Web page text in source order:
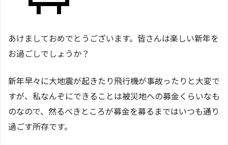
あけましておめでとうございます。皆さんは楽しい新年を
お過ごしでしょうか？
新年早々に大地震が起きたり飛行機が事故ったりと大変で
すが、私なんぞにできることは被災地への募金くらいなも
のなので、然るべきところが募金を募るまではいつも通り
過ごす所存です。